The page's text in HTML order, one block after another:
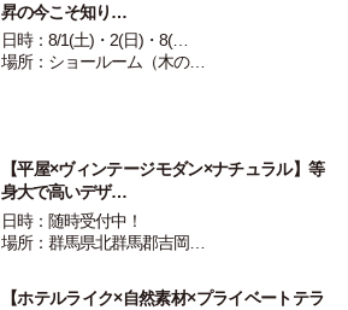
昇の今こそ知り…
日時：8/1(土)・2(日)・8(…
場所：ショールーム（木の…
【平屋×ヴィンテージモダン×ナチュラル】等
身大で高いデザ…
日時：随時受付中！
場所：群馬県北群馬郡吉岡…
【ホテルライク×自然素材×プライベートテラ